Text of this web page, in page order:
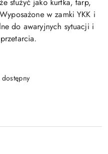
w zamki YKK i
do awaryjnych sytuacji i